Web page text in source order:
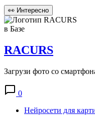
👀 Интересно
в Базе
RACURS
Загрузи фото со
0
Нейросети для